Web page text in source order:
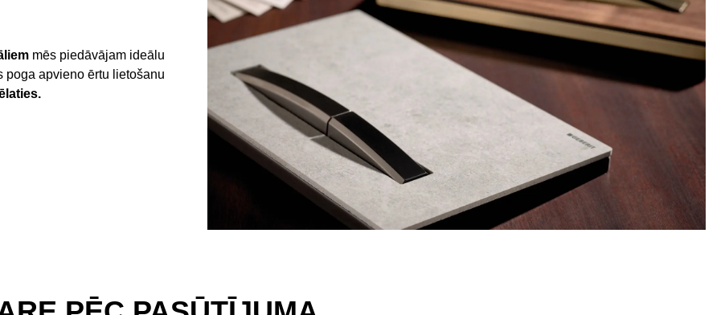
mēs piedāvājam ideālu
poga apvieno ērtu lietošanu